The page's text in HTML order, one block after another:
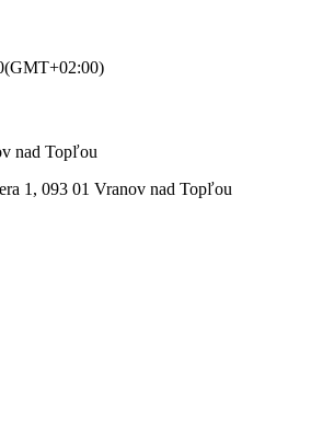
(GMT+02:00)
nad Topľou
1, 093 01 Vranov nad Topľou